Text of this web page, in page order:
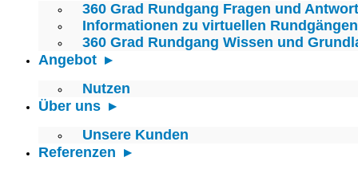
360 Grad Rundgang Fragen und
Informationen zu virtuellen Rundgängen
360 Grad Rundgang Wissen und
Angebot
Nutzen
Über uns
Unsere Kunden
Referenzen